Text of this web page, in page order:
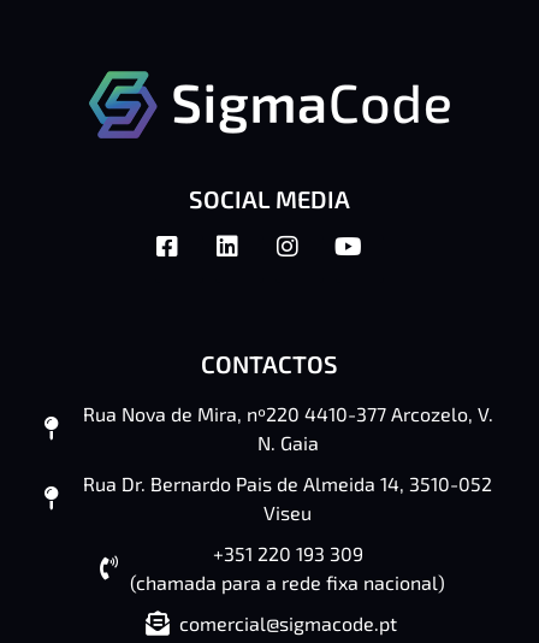
SOCIAL MEDIA
CONTACTOS
Rua Nova de Mira, nº220 4410-377 Arcozelo, V.
N. Gaia
Rua Dr. Bernardo Pais de Almeida 14, 3510-052
Viseu
+351 220 193 309
(chamada para a rede fixa nacional)
comercial@sigmacode.pt